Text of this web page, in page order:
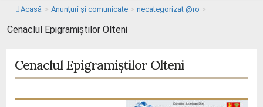
Acasă > Anunțuri și comunicate > necategorizat @ro >
Cenaclul Epigramiștilor Olteni
Cenaclul Epigramiștilor Olteni